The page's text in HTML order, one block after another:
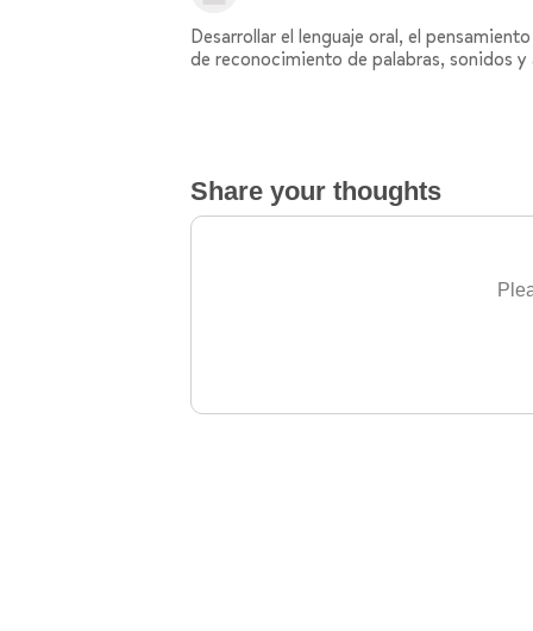
Desarrollar el lenguaje oral, el
de reconocimiento de palabras, sonidos
Share your thoughts